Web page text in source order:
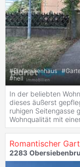
#Einfamilienhaus #
#hell
In der beliebten
dieses äußerst
ruhigen Seitengasse
Wohnqualität mit
2283